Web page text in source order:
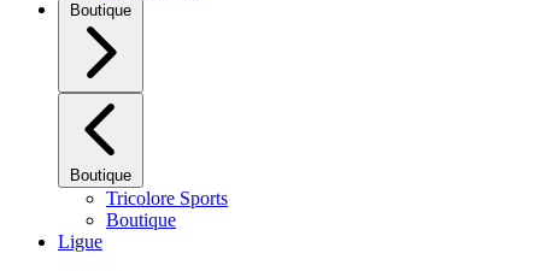
Boutique
Boutique
Tricolore Sports
Boutique
Ligue